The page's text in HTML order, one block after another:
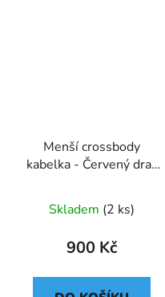
Menší crossbody
kabelka - Červený drak
Skladem (2 ks)
900 Kč